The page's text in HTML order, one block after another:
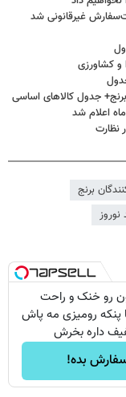
غیرقانونی شد
و کشاورزی
جدول کالاهای اساسی
اعلام شد
نظارت
برنج
نوروز
رو خنک و راحت
پنکه رومیزی مه پاش
داره بخرش
بده!